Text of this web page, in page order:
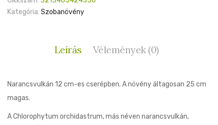
Kategória: Szobanövény
Leírás Vélemények (0)
Narancsvulkán 12 cm-es cserépben. A növény áltagosan 25 cm
magas.
A Chlorophytum orchidastrum, más néven narancsvulkán,